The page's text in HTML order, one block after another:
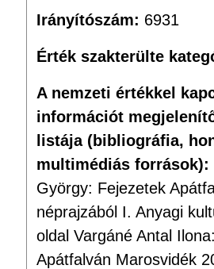
Irányítószám: 6931
Érték szakterülte
A nemzeti értékkel
információt
listája (bibliográfia,
multimédiás források):
György: Fejezetek
néprajzából I. Anyagi
oldal Vargáné Antal
Apátfalván Marosvidék